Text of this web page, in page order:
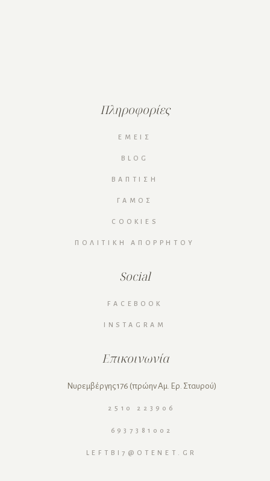
Πληροφορίες
ΕΜΕΊΣ
BLOG
ΒΆΠΤΙΣΗ
ΓΆΜΟΣ
COOKIES
ΠΟΛΙΤΙΚΉ ΑΠΟΡΡΉΤΟΥ
Social
FACEBOOK
INSTAGRAM
Επικοινωνία
Νυρεμβέργης 176 (πρώην Αμ. Ερ. Σταυρού)
2510 223906
6937381002
LEFTBI7@OTENET.GR